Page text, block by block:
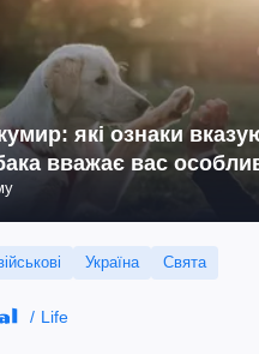
які ознаки
вважає вас
Україна Свята
Life